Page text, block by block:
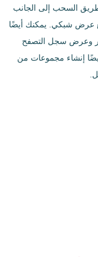
طريق السحب إلى الجانب
عرض شبكي. يمكنك أيضًا
وعرض سجل التصفح
إنشاء مجموعات من